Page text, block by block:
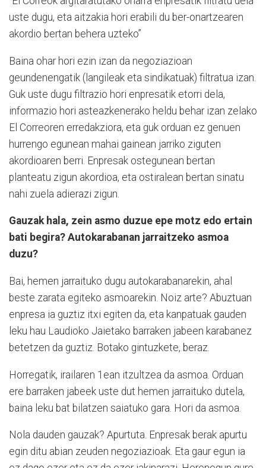
uste dugu, eta aitzakia hori erabili du ber-onartzearen
akordio bertan behera uzteko”
Baina ohar hori ezin izan da negoziazioan
geundenengatik (langileak eta sindikatuak) filtratua izan.
Guk uste dugu filtrazio hori enpresatik etorri dela,
informazio hori asteazkenerako heldu behar izan zelako
El Correoren erredakziora, eta guk orduan ez genuen
hurrengo egunean mahai gainean jarriko ziguten
akordioaren berri. Enpresak ostegunean bertan
planteatu zigun akordioa, eta ostiralean bertan sinatu
nahi zuela adierazi zigun.
Gauzak hala, zein asmo duzue epe motz edo ertain
bati begira? Autokarabanan jarraitzeko asmoa
duzu?
Bai, hemen jarraituko dugu autokarabanarekin, ahal
beste zarata egiteko asmoarekin. Noiz arte? Abuztuan
enpresa ia guztiz itxi egiten da, eta kanpatuak gauden
leku hau Laudioko Jaietako barraken jabeen karabanez
betetzen da guztiz. Botako gintuzkete, beraz.
Horregatik, irailaren 1ean itzultzea da asmoa. Orduan
ere barraken jabeek uste dut hemen jarraituko dutela,
baina leku bat bilatzen saiatuko gara. Hori da asmoa.
Nola dauden gauzak? Apurtuta. Enpresak berak apurtu
egin ditu abian zeuden negoziazioak. Eta gaur egun ia